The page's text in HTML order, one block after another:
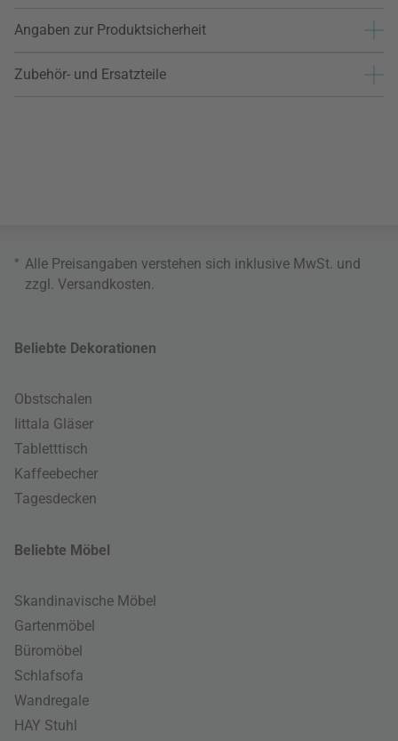
Angaben zur Produktsicherheit
Zubehör- und Ersatzteile
* Alle Preisangaben verstehen sich inklusive MwSt. und
zzgl. Versandkosten
Beliebte Dekorationen
Obstschalen
Iittala Gläser
Tabletttisch
Kaffeebecher
Tagesdecken
Beliebte Möbel
Skandinavische Möbel
Gartenmöbel
Büromöbel
Schlafsofa
Wandregale
HAY Stuhl